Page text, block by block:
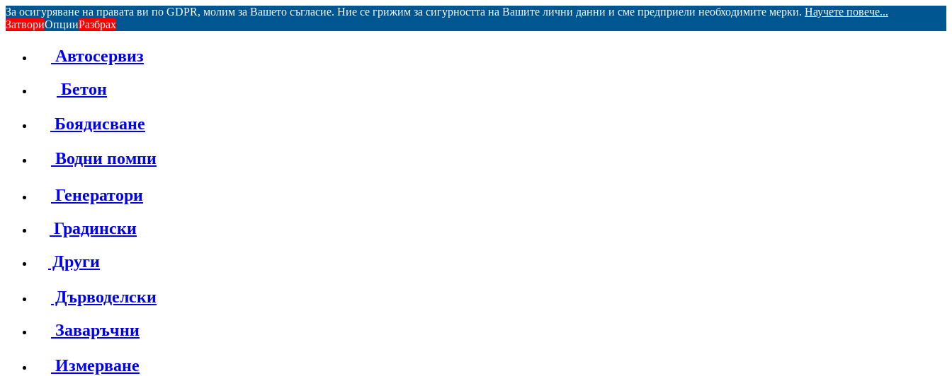
За осигуряване на правата ви по GDPR, молим за Вашето съгласие. Ние се грижим за сигурността на Вашите лични данни и сме предприели необходимите мерки. Научете повече...
ЗатвориОпцииРазбрах
Автосервиз
Бетон
Боядисване
Водни помпи
Генератори
Градински
Други
Дърводелски
Заваръчни
Измерване